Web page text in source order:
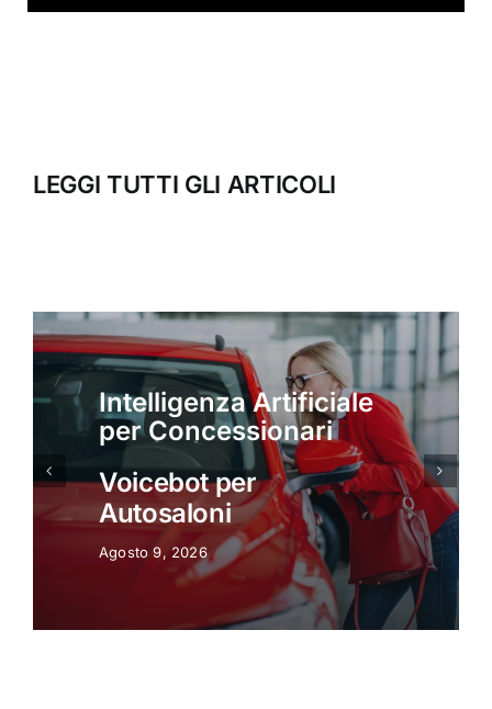
LEGGI TUTTI GLI ARTICOLI
Intelligenza Artificiale
per Concessionari
Intelligenza Artificiale
per concessionari:
Appuntamenti
Automatici